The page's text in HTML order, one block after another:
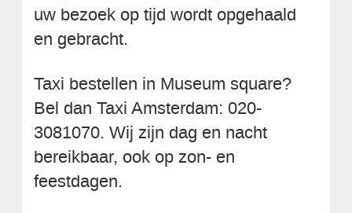
uw bezoek op tijd wordt opgehaald
en gebracht.
Taxi bestellen in Museum square?
Bel dan Taxi Amsterdam: 020-
3081070. Wij zijn dag en nacht
bereikbaar, ook op zon- en
feestdagen.